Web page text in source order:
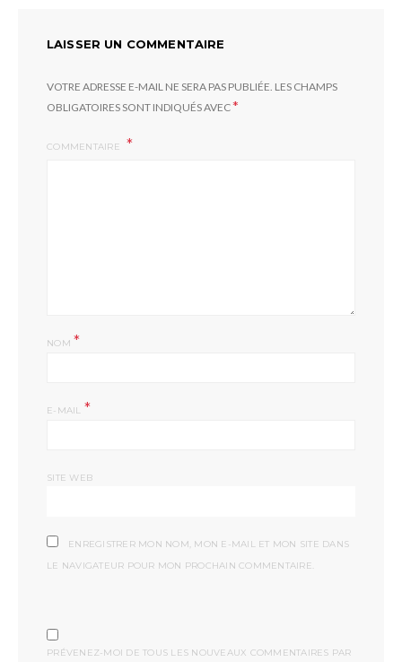
LAISSER UN COMMENTAIRE
VOTRE ADRESSE E-MAIL NE SERA PAS PUBLIÉE. LES CHAMPS
OBLIGATOIRES SONT INDIQUÉS AVEC*
COMMENTAIRE
NOM *
E-MAIL *
SITE WEB
ENREGISTRER MON NOM, MON E-MAIL ET MON SITE DANS
LE NAVIGATEUR POUR MON PROCHAIN COMMENTAIRE.
PRÉVENEZ-MOI DE TOUS LES NOUVEAUX COMMENTAIRES PAR